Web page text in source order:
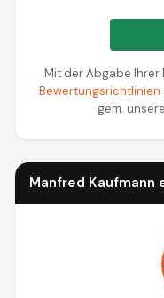
Mit der Abgabe Ihrer
Bewertungsrichtlinien
gem.
Manfred Kaufmann